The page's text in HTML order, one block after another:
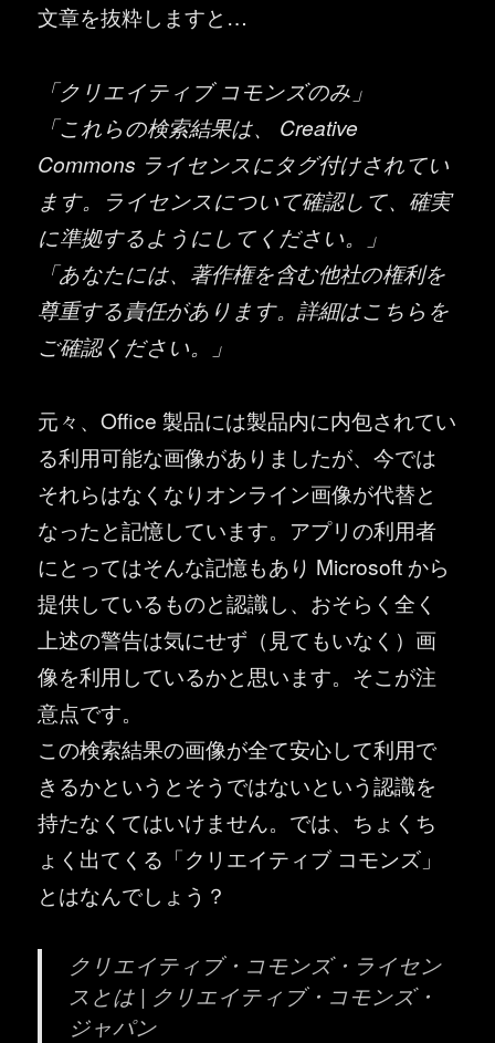
文章を抜粋しますと…
「クリエイティブ コモンズのみ」
「これらの検索結果は、 Creative
Commons ライセンスにタグ付けされてい
ます。ライセンスについて確認して、確実
に準拠するようにしてください。」
「あなたには、著作権を含む他社の権利を
尊重する責任があります。詳細はこちらを
ご確認ください。」
元々、Office 製品には製品内に内包されてい
る利用可能な画像がありましたが、今では
それらはなくなりオンライン画像が代替と
なったと記憶しています。アプリの利用者
にとってはそんな記憶もあり Microsoft から
提供しているものと認識し、おそらく全く
上述の警告は気にせず（見てもいなく）画
像を利用しているかと思います。そこが注
意点です。
この検索結果の画像が全て安心して利用で
きるかというとそうではないという認識を
持たなくてはいけません。では、ちょくち
ょく出てくる「クリエイティブ コモンズ」
とはなんでしょう？
クリエイティブ・コモンズ・ライセン
スとは | クリエイティブ・コモンズ・
ジャパン